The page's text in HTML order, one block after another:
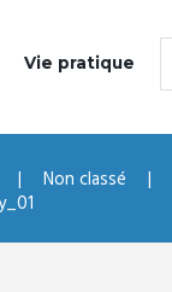
Vie pratique
Non classé